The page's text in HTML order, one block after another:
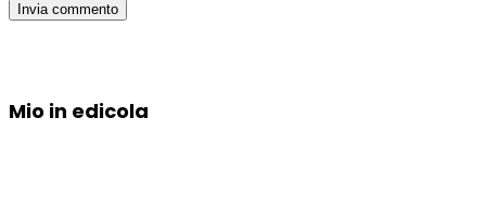
Mio in edicola